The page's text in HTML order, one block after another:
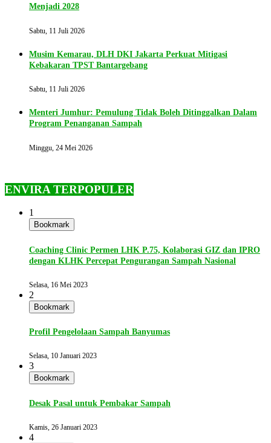
Menjadi 2028
Sabtu, 11 Juli 2026
Musim Kemarau, DLH DKI Jakarta Perkuat Mitigasi
Kebakaran TPST Bantargebang
Sabtu, 11 Juli 2026
Menteri Jumhur: Pemulung Tidak Boleh Ditinggalkan Dalam
Program Penanganan Sampah
Minggu, 24 Mei 2026
ENVIRA TERPOPULER
1
Bookmark
Coaching Clinic Permen LHK P.75, Kolaborasi GIZ dan IPRO
dengan KLHK Percepat Pengurangan Sampah Nasional
Selasa, 16 Mei 2023
2
Bookmark
Profil Pengelolaan Sampah Banyumas
Selasa, 10 Januari 2023
3
Bookmark
Desak Pasal untuk Pembakar Sampah
Kamis, 26 Januari 2023
4